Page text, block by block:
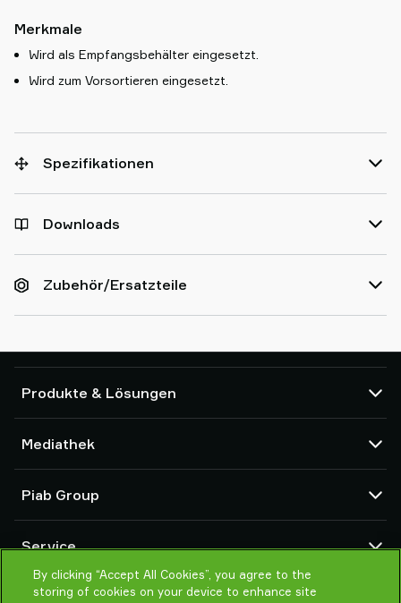
Merkmale
Wird als Empfangsbehälter eingesetzt.
Wird zum Vorsortieren eingesetzt.
Spezifikationen
Downloads
Zubehör/Ersatzteile
Produkte & Lösungen
Saugnäpfe und Soft-Gripper
Komponenten des Robot End Of Arm Tooling (EOAT)
Roboter- und Cobot-Greiflösungen
System- und Lösungszubehör
Vakuumförderer für Pulver und Schüttgut
Mediathek
Produktkonfigurator
Allgemeine Verkaufsbedingungen
Datenschutzrichtlinie
Piab Group
Globale Organisation
Verhaltenskodex
Neuheiten
Service
Kontakt
By clicking “Accept All Cookies”, you agree to the
storing of cookies on your device to enhance site